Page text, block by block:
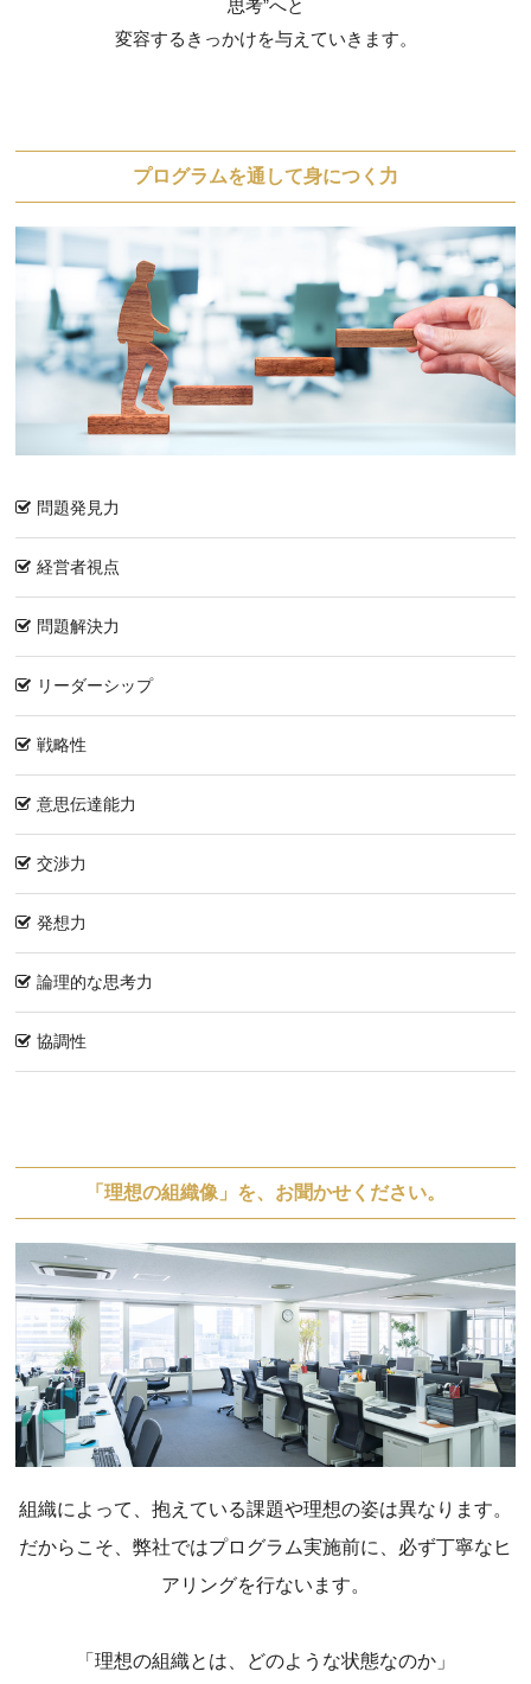
思考”へと
変容するきっかけを与えていきます。
プログラムを通して身につく力
問題発見力
経営者視点
問題解決力
リーダーシップ
戦略性
意思伝達能力
交渉力
発想力
論理的な思考力
協調性
「理想の組織像」を、お聞かせください。
組織によって、抱えている課題や理想の姿は異なります。
だからこそ、弊社ではプログラム実施前に、必ず丁寧なヒ
アリングを行ないます。
「理想の組織とは、どのような状態なのか」